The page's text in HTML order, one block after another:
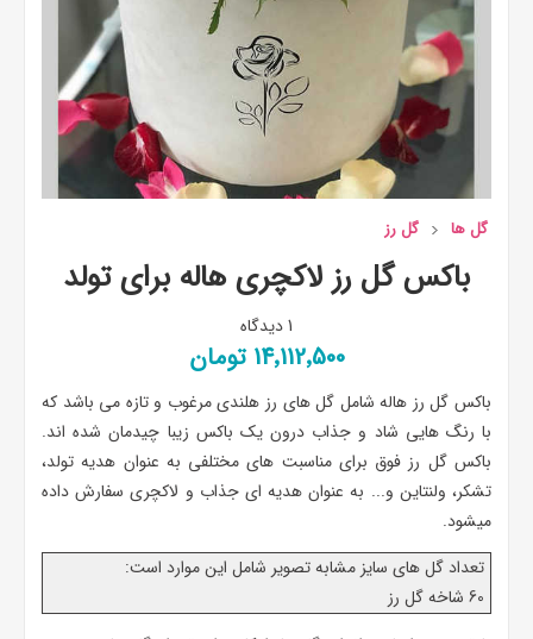
گل ها گل رز
باکس گل رز لاکچری هاله برای تولد
1 دیدگاه
14٬112٬500 تومان
باکس گل رز هاله شامل گل های رز هلندی مرغوب و تازه می باشد که
با رنگ هایی شاد و جذاب درون یک باکس زیبا چیدمان شده اند.
باکس گل رز فوق برای مناسبت های مختلفی به عنوان هدیه تولد،
تشکر، ولنتاین و... به عنوان هدیه ای جذاب و لاکچری سفارش داده
میشود.
تعداد گل های سایز مشابه تصویر شامل این موارد است:
60 شاخه گل رز